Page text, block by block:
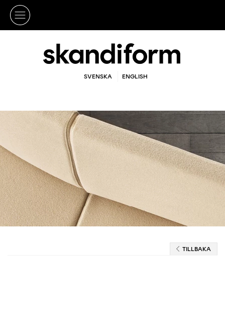
SVENSKA ENGLISH
TILLBAKA